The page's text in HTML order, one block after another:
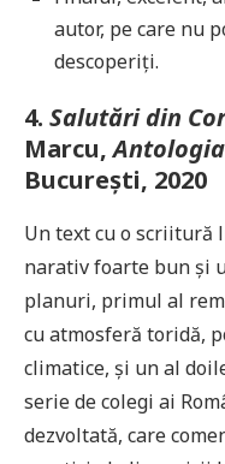
autor, pe care nu
descoperiți.
4. Salutări din
Marcu,Antologia
București, 2020
Un text cu o scriitură
narativ foarte bun și
planuri, primul al
cu atmosferă toridă,
climatice, și un al
serie de colegi ai
dezvoltată, care